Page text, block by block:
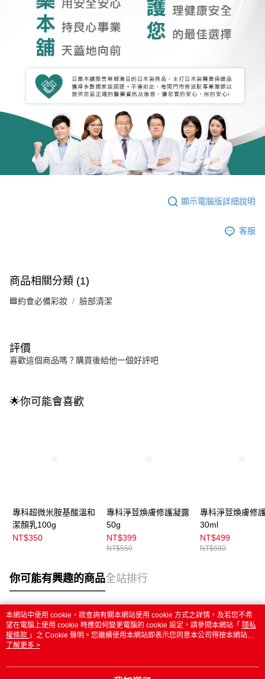
顯示電腦版詳細說明
客服
商品相關分類 (1)
🟦約會必備彩妝 臉部清潔
評價
喜歡這個商品嗎？購買後給他一個好評吧
🌟你可能會喜歡
專科超微米胺基酸溫和
潔顏乳100g
NT$350
專科淨荳煥膚修護凝露
50g
NT$399
NT$550
專科淨荳煥膚修
30ml
NT$499
NT$680
你可能有興趣的商品全站排行
熱門標籤
本網站中使用 cookie，欲查詢有關本網站使用 cookie 方式之詳情，及若您不希
望在電腦上使用 cookie 時應如何變更電腦的 cookie 設定，請參閱本網站「 隱私
權條款 」之 Cookie 聲明。您繼續使用本網站即表示您同意本公司得按本網站使
用條款之 Cookie 聲明使用 cookie。
了解更多 >